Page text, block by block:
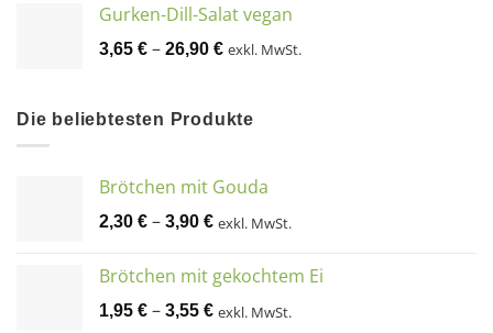
Gurken-Dill-Salat vegan
3,65 € – 26,90 € exkl. MwSt.
Die beliebtesten Produkte
Brötchen mit Gouda
2,30 € – 3,90 € exkl. MwSt.
Brötchen mit gekochtem Ei
1,95 € – 3,55 € exkl. MwSt.